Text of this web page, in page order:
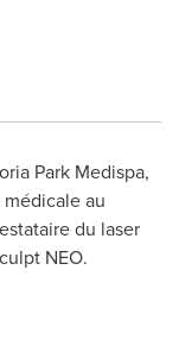
Park Medispa,
au
du laser
NEO.